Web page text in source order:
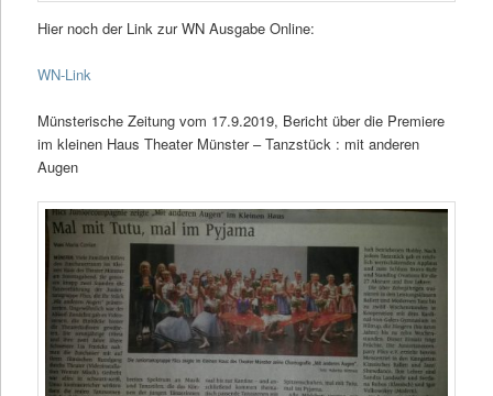
Hier noch der Link zur WN Ausgabe Online:
WN-Link
Münsterische Zeitung vom 17.9.2019, Bericht über die Premiere
im kleinen Haus Theater Münster – Tanzstück : mit anderen
Augen